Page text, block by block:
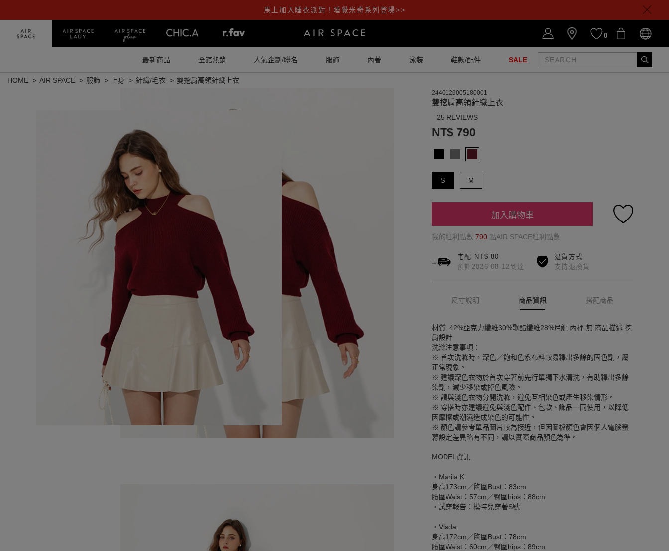
馬上加入睡衣派對！睡覺米奇系列登場>>
0
最新商品 全館熱銷 人氣企劃/聯名 服飾 內著 泳裝 鞋款/配件 SALE
HOME AIR SPACE 服飾 上身 針織/毛衣 雙挖肩高領針織上衣
2440129005180001
雙挖肩高領針織上衣
25 REVIEWS
NT$ 790
S M
加入購物車
我的紅利點數 790 點AIR SPACE紅利點數
宅配 NT$ 80
預計2026-08-12到達
退貨方式
支持退換貨
尺寸說明 商品資訊 搭配商品
材質: 42%亞克力纖維30%聚酯纖維28%尼龍 內裡:無 商品描述:挖
肩設計
洗滌注意事項：
※ 首次洗滌時，深色／飽和色系布料較易釋出多餘的固色劑，屬
正常現象。
※ 建議深色衣物於首次穿著前先行單獨下水清洗，有助釋出多餘
染劑，減少移染或掉色風險。
※ 請與淺色衣物分開洗滌，避免互相染色或產生移染情形。
※ 穿搭時亦建議避免與淺色配件、包款、飾品一同使用，以降低
因摩擦或潮濕造成染色的可能性。
※ 顏色請參考單品圖片較為接近，但因圖檔顏色會因個人電腦螢
幕設定差異略有不同，請以實際商品顏色為準。
MODEL資訊
‧Mariia K.
身高173cm／胸圍Bust：83cm
腰圍Waist：57cm／臀圍hips：88cm
‧試穿報告：模特兒穿著S號
‧Vlada
身高172cm／胸圍Bust：78cm
腰圍Waist：60cm／臀圍hips：89cm